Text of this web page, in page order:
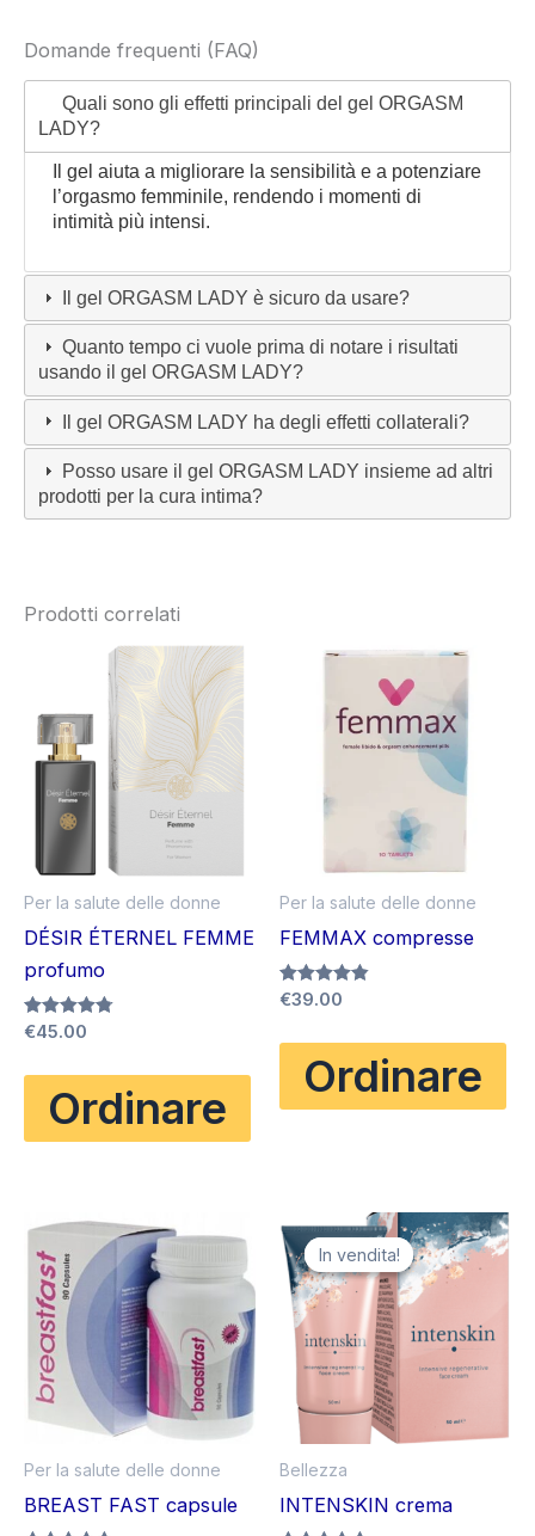
Domande frequenti (FAQ)
Quali sono gli effetti principali del gel ORGASM
LADY?
Il gel aiuta a migliorare la sensibilità e a potenziare
l’orgasmo femminile, rendendo i momenti di
intimità più intensi.
Il gel ORGASM LADY è sicuro da usare?
Quanto tempo ci vuole prima di notare i risultati
usando il gel ORGASM LADY?
Il gel ORGASM LADY ha degli effetti collaterali?
Posso usare il gel ORGASM LADY insieme ad altri
prodotti per la cura intima?
Prodotti correlati
Per la salute delle donne
DÉSIR ÉTERNEL FEMME
profumo
Valutato
€45.00
Ordinare
Per la salute delle donne
FEMMAX compresse
Valutato
€39.00
Ordinare
Per la salute delle donne
BREAST FAST capsule
In vendita!
In vendita!
Bellezza
INTENSKIN crema